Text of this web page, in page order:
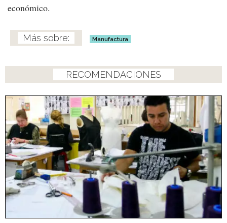
económico.
Manufactura
RECOMENDACIONES